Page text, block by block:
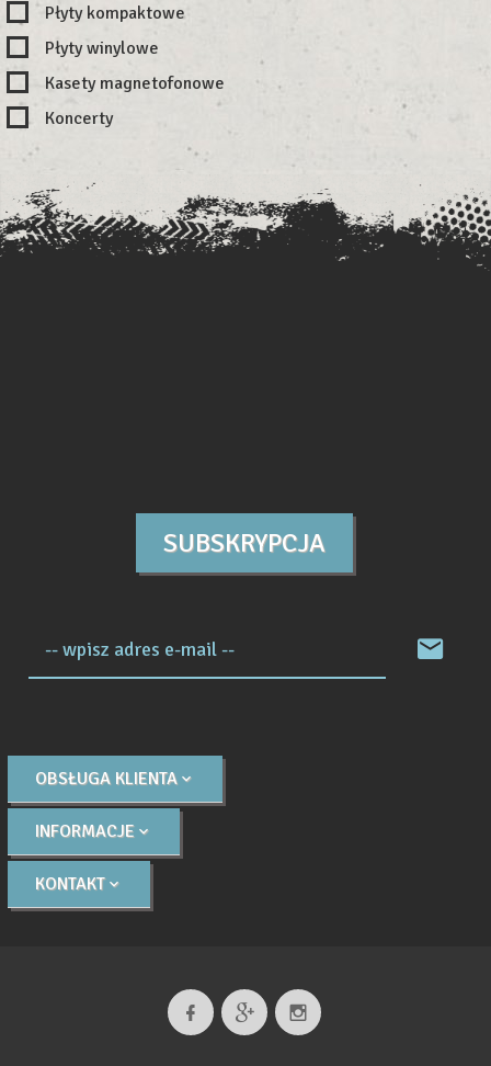
Płyty kompaktowe
Płyty winylowe
Kasety magnetofonowe
Koncerty
SUBSKRYPCJA
-- wpisz adres e-mail --
OBSŁUGA KLIENTA
INFORMACJE
KONTAKT